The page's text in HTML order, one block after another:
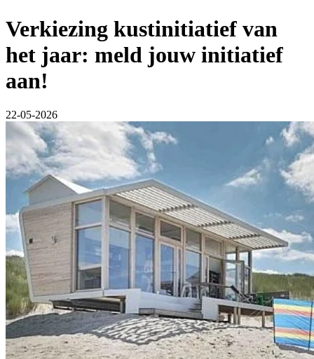
Verkiezing kustinitiatief van
het jaar: meld jouw initiatief
aan!
22-05-2026